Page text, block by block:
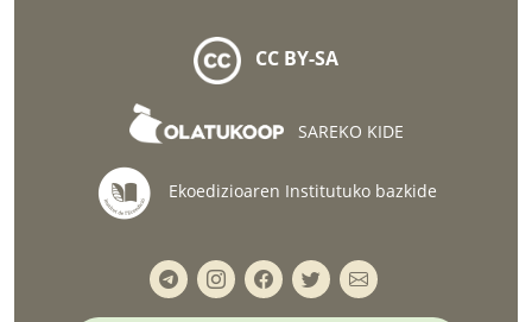
CC BY-SA
SAREKO KIDE
Ekoedizioaren Institutuko bazkide